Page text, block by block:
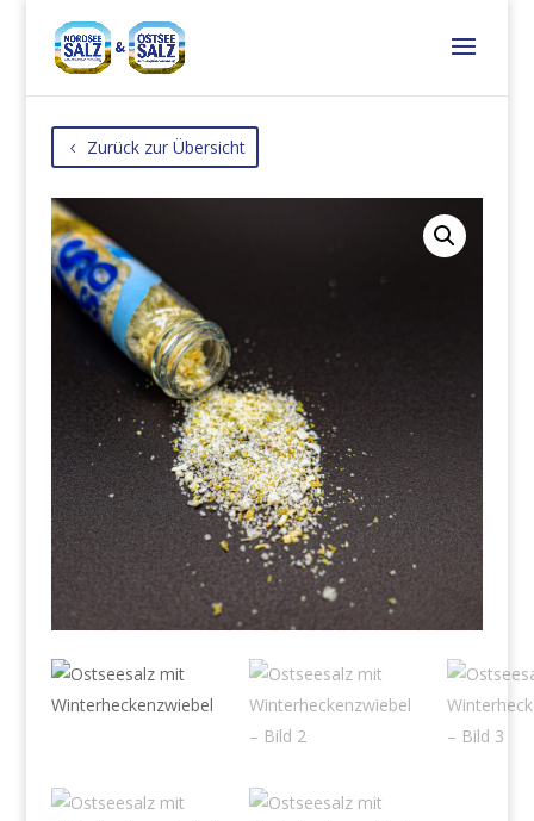
Zurück zur Übersicht